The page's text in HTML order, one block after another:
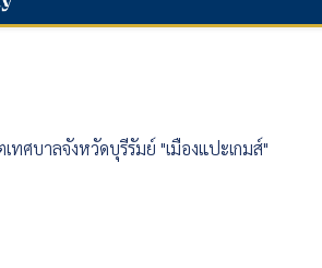
ศบาลจังหวัดบุรีรัมย์ "เมืองแปะเกมส์"